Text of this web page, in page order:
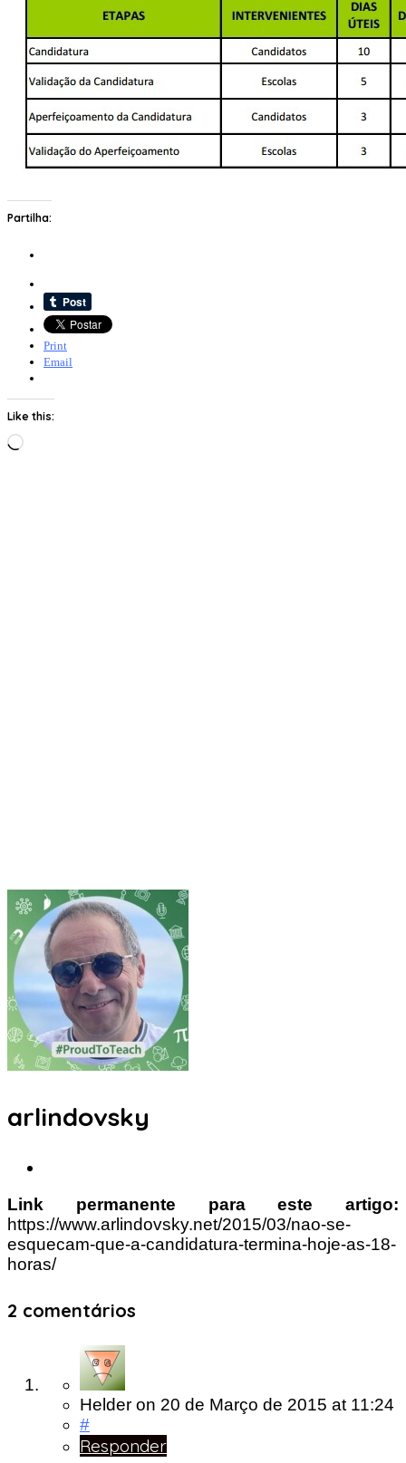
Partilha:
Print
Email
Like this:
Loading…
arlindovsky
Link permanente para este artigo:
https://www.arlindovsky.net/2015/03/nao-se-
esquecam-que-a-candidatura-termina-hoje-as-18-
horas/
2 comentários
Helder on 20 de Março de 2015 at 11:24
#
Responder